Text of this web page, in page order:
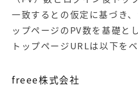
一致するとの仮定に基づき
ップページのPV数を基礎と
トップページURLは以下を
freee株式会社